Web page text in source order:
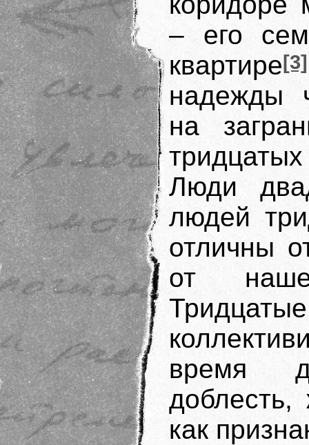
– его
квартире[3]
надежды
на
Люди
людей
отличны
от
время
доблесть,
как